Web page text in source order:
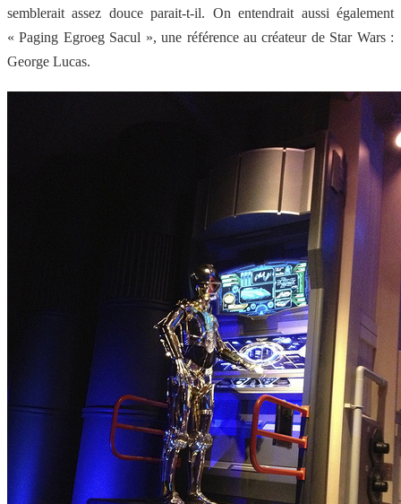
semblerait assez douce parait-t-il. On entendrait aussi également
« Paging Egroeg Sacul », une référence au créateur de Star Wars :
George Lucas.